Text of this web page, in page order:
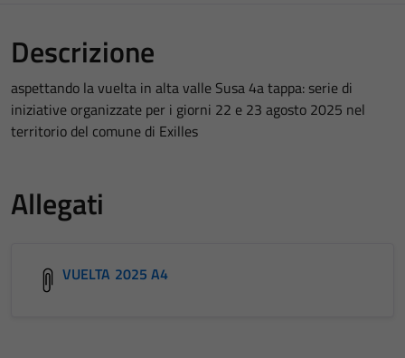
Descrizione
aspettando la vuelta in alta valle Susa 4a tappa: serie di
iniziative organizzate per i giorni 22 e 23 agosto 2025 nel
territorio del comune di Exilles
Allegati
VUELTA 2025 A4